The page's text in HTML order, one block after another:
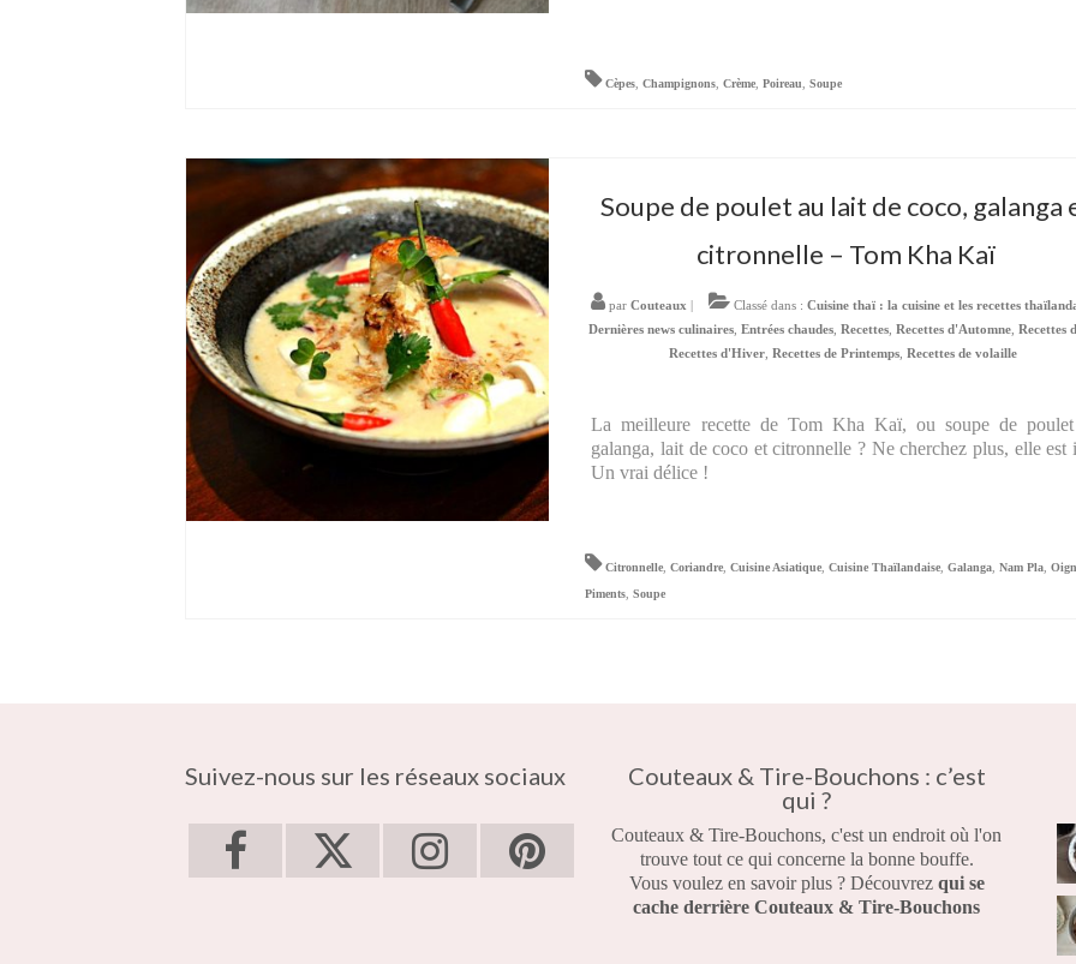
Cèpes ,Champignons ,Crème ,Poireau ,Soupe
Soupe de poulet au lait de coco, galanga
citronnelle – Tom Kha Kaï
par Couteaux | Classé dans : Cuisine thaï : la cuisine et les recettes
Dernières news culinaires ,Entrées chaudes ,Recettes ,Recettes d'Automne ,Recettes
Recettes d'Hiver ,Recettes de Printemps ,Recettes de volaille
La meilleure recette de Tom Kha Kaï, ou soupe de
galanga, lait de coco et citronnelle ? Ne cherchez plus, elle est
Un vrai délice !
Citronnelle ,Coriandre ,Cuisine Asiatique ,Cuisine Thaïlandaise ,Galanga ,Nam Pla ,
Piments ,Soupe
Suivez-nous sur les réseaux sociaux
Couteaux & Tire-Bouchons : c’est
qui ?
Couteaux & Tire-Bouchons, c'est un endroit où l'on
trouve tout ce qui concerne la bonne bouffe.
Vous voulez en savoir plus ? Découvrez qui se
cache derrière Couteaux & Tire-Bouchons